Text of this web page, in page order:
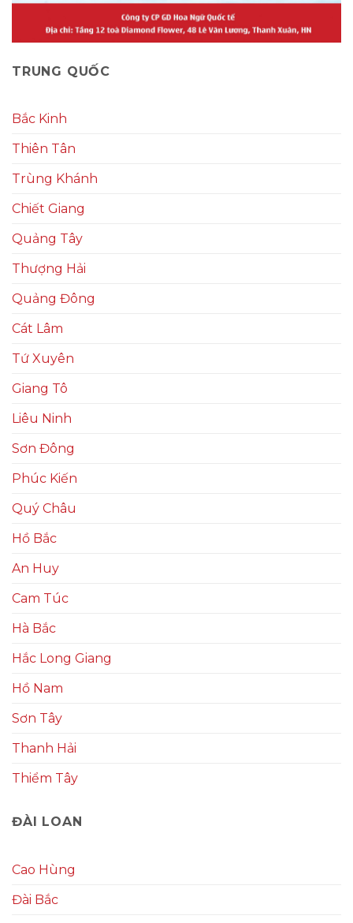
TRUNG QUỐC
Bắc Kinh
Thiên Tân
Trùng Khánh
Chiết Giang
Quảng Tây
Thượng Hải
Quảng Đông
Cát Lâm
Tứ Xuyên
Giang Tô
Liêu Ninh
Sơn Đông
Phúc Kiến
Quý Châu
Hồ Bắc
An Huy
Cam Túc
Hà Bắc
Hắc Long Giang
Hồ Nam
Sơn Tây
Thanh Hải
Thiểm Tây
ĐÀI LOAN
Cao Hùng
Đài Bắc